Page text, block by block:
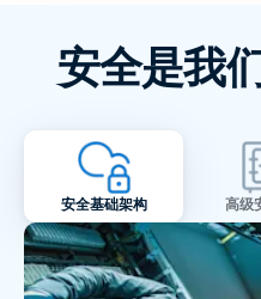
安全是我
安全基础架构 高级